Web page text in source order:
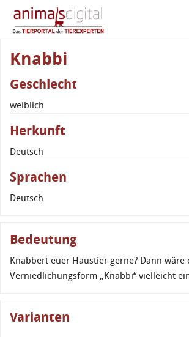
Knabbi
Geschlecht
weiblich
Herkunft
Deutsch
Sprachen
Deutsch
Bedeutung
Knabbert euer Haustier gerne? Dann wäre
Verniedlichungsform „Knabbi“ vielleicht
Varianten